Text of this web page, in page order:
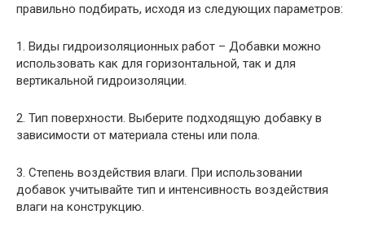
правильно подбирать, исходя из следующих параметров:
1. Виды гидроизоляционных работ – Добавки можно
использовать как для горизонтальной, так и для
вертикальной гидроизоляции.
2. Тип поверхности. Выберите подходящую добавку в
зависимости от материала стены или пола.
3. Степень воздействия влаги. При использовании
добавок учитывайте тип и интенсивность воздействия
влаги на конструкцию.